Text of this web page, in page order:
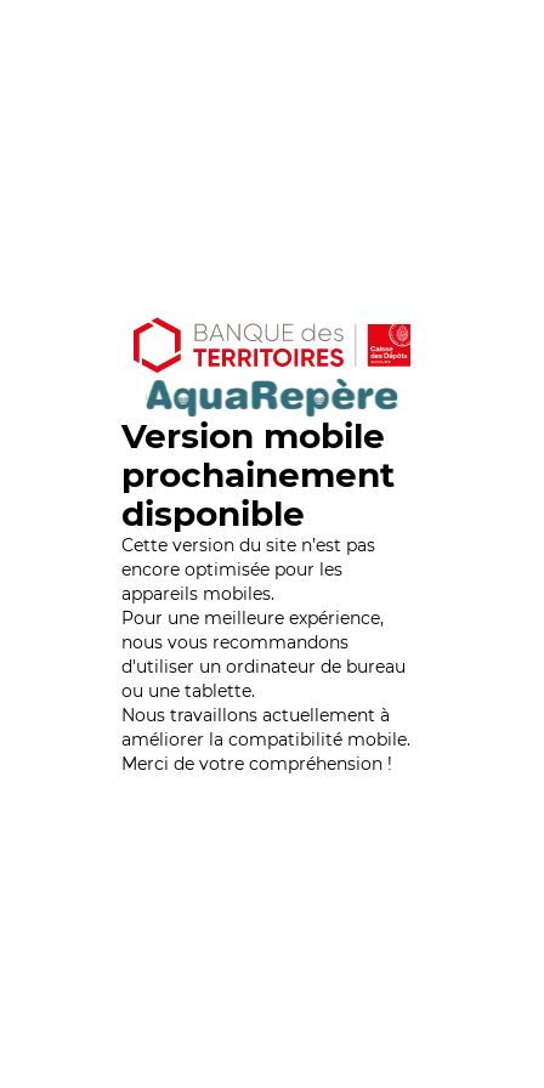
Version mobile
prochainement
disponible
Cette version du site n’est pas
encore optimisée pour les
appareils mobiles.
Pour une meilleure expérience,
nous vous recommandons
d'utiliser un ordinateur de bureau
ou une tablette.
Nous travaillons actuellement à
améliorer la compatibilité mobile.
Merci de votre compréhension !